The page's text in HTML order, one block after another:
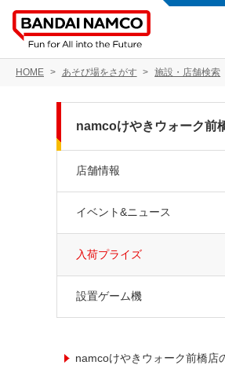
HOME あそび場をさがす 施設・店舗検索
namcoけやきウォーク前
店舗情報
イベント&ニュース
入荷プライズ
設置ゲーム機
namcoけやきウォーク前橋店